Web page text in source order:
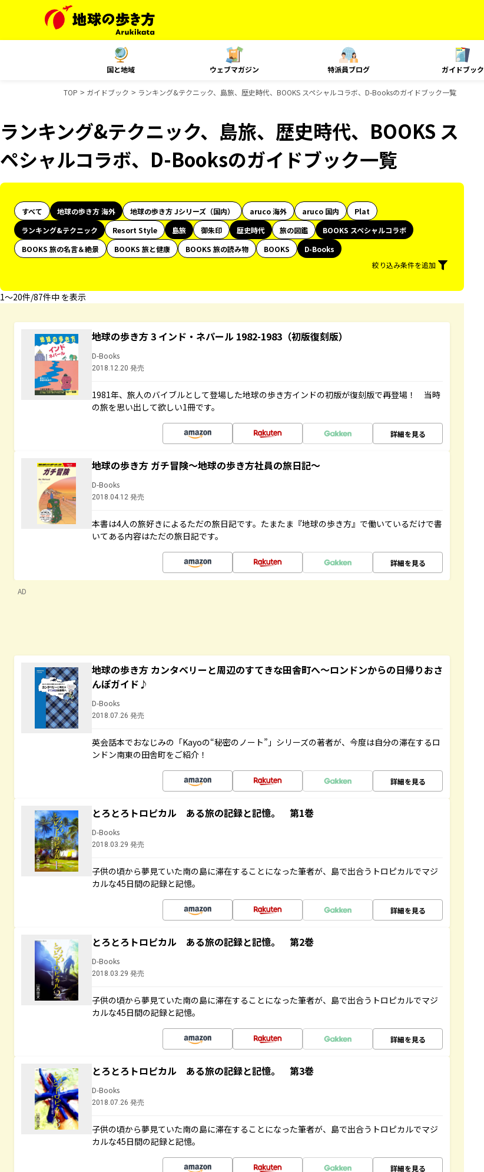
国と地域 ウェブマガジン 特派員ブログ ガイドブック
TOP ガイドブック ランキング&テクニック、島旅、歴史時代、BOOKS スペシャルコラボ、D-Booksのガイドブック一覧
ランキング&テクニック、島旅、歴史時代、BOOKS ス
ペシャルコラボ、D-Booksのガイドブック一覧
すべて 地球の歩き方 海外 地球の歩き方 Jシリーズ（国内） aruco 海外 aruco 国内
Plat
ランキング&テクニック
Resort Style 島旅 御朱印 歴史時代 旅の図鑑
BOOKS スペシャルコラボ
BOOKS 旅の名言＆絶景
BOOKS 旅と健康 BOOKS 旅の読み物 BOOKS
D-Books
絞り込み条件を追加
1〜20件/87件中 を表示
地球の歩き方 3 インド・ネパール 1982-1983（初版復刻版）
D-Books
2018.12.20 発売
1981年、旅人のバイブルとして登場した地球の歩き方インドの初版が復刻版で再登場！ 当時
の旅を思い出して欲しい1冊です。
詳細を見る
地球の歩き方 ガチ冒険～地球の歩き方社員の旅日記～
D-Books
2018.04.12 発売
本書は4人の旅好きによるただの旅日記です。たまたま『地球の歩き方』で働いているだけで書
いてある内容はただの旅日記です。
詳細を見る
AD
地球の歩き方 カンタベリーと周辺のすてきな田舎町へ～ロンドンからの日帰りおさ
んぽガイド♪
D-Books
2018.07.26 発売
英会話本でおなじみの「Kayoの“秘密のノート”」シリーズの著者が、今度は自分の滞在するロ
ンドン南東の田舎町をご紹介！
詳細を見る
とろとろトロピカル ある旅の記録と記憶。 第1巻
D-Books
2018.03.29 発売
子供の頃から夢見ていた南の島に滞在することになった筆者が、島で出合うトロピカルでマジ
カルな45日間の記録と記憶。
詳細を見る
とろとろトロピカル ある旅の記録と記憶。 第2巻
D-Books
2018.03.29 発売
子供の頃から夢見ていた南の島に滞在することになった筆者が、島で出合うトロピカルでマジ
カルな45日間の記録と記憶。
詳細を見る
とろとろトロピカル ある旅の記録と記憶。 第3巻
D-Books
2018.07.26 発売
子供の頃から夢見ていた南の島に滞在することになった筆者が、島で出合うトロピカルでマジ
カルな45日間の記録と記憶。
詳細を見る